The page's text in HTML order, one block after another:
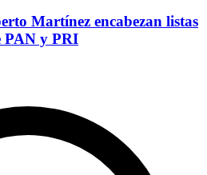
Martínez encabezan listas
PAN y PRI